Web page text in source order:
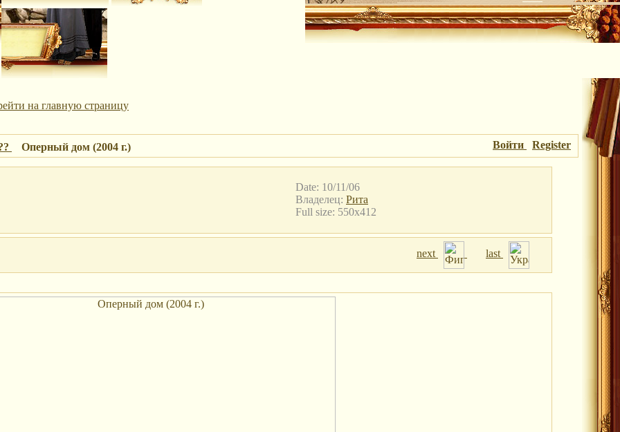
на главную страницу
Войти Register
Оперный дом (2004 г.)
Date: 10/11/06
Владелец: Рита
Full size: 550x412
next last